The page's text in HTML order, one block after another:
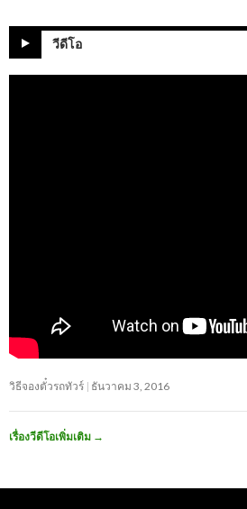
วีดีโอ
วิธีจองตั๋วรถทัวร์ ธันวาคม 3, 2016
เรื่องวีดีโอเพิ่มเติม →